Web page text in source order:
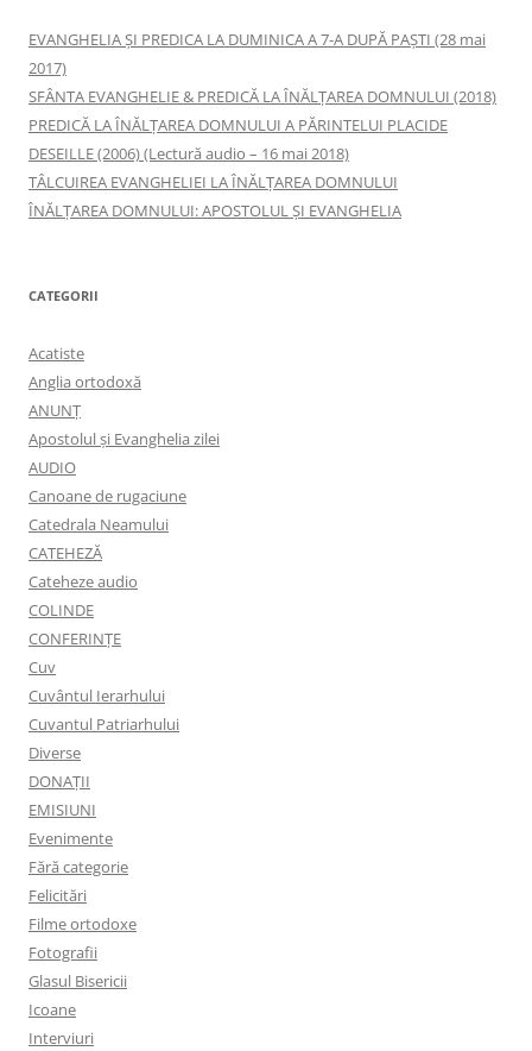
EVANGHELIA ȘI PREDICA LA DUMINICA A 7-A DUPĂ PAȘTI (28 mai
2017)
SFÂNTA EVANGHELIE & PREDICĂ LA ÎNĂLŢAREA DOMNULUI (2018)
PREDICĂ LA ÎNĂLŢAREA DOMNULUI A PĂRINTELUI PLACIDE
DESEILLE (2006) (Lectură audio – 16 mai 2018)
TÂLCUIREA EVANGHELIEI LA ÎNĂLŢAREA DOMNULUI
ÎNĂLŢAREA DOMNULUI: APOSTOLUL ȘI EVANGHELIA
CATEGORII
Acatiste
Anglia ortodoxă
ANUNŢ
Apostolul şi Evanghelia zilei
AUDIO
Canoane de rugaciune
Catedrala Neamului
CATEHEZĂ
Cateheze audio
COLINDE
CONFERINȚE
Cuv
Cuvântul Ierarhului
Cuvantul Patriarhului
Diverse
DONAȚII
EMISIUNI
Evenimente
Fără categorie
Felicitări
Filme ortodoxe
Fotografii
Glasul Bisericii
Icoane
Interviuri